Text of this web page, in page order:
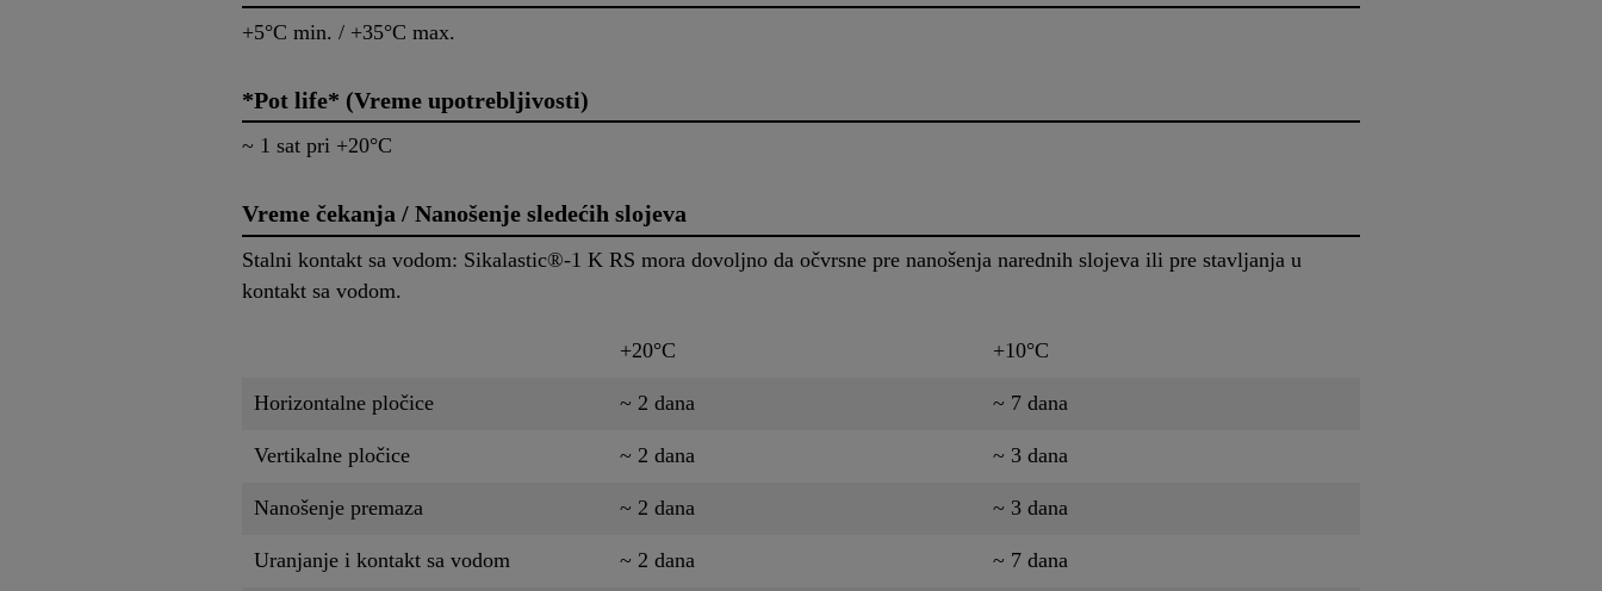
+5°C min. / +35°C max.
*Pot life* (Vreme upotrebljivosti)
~ 1 sat pri +20°C
Vreme čekanja / Nanošenje sledećih slojeva
Stalni kontakt sa vodom: Sikalastic®-1 K RS mora dovoljno da očvrsne pre nanošenja narednih slojeva ili pre stavljanja u
kontakt sa vodom.
+20°C +10°C
Horizontalne pločice ~ 2 dana ~ 7 dana
Vertikalne pločice ~ 2 dana ~ 3 dana
Nanošenje premaza ~ 2 dana ~ 3 dana
Uranjanje i kontakt sa vodom ~ 2 dana ~ 7 dana